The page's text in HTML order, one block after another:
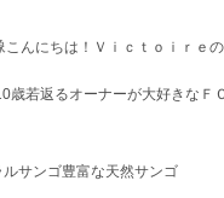
こんにちは！Ｖｉｃｔｏｉｒｅ
歳若返るオーナーが大好きなＦ
サンゴ豊富な天然サンゴ